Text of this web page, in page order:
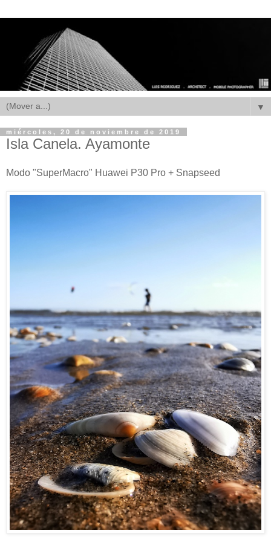
▼
miércoles, 20 de noviembre de 2019
Isla Canela. Ayamonte
Modo "SuperMacro" Huawei P30 Pro + Snapseed